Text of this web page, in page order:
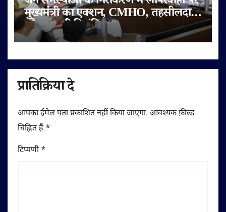
मुख्यमंत्री का एक्शन, CMHO, तहसीलदार
और पटवारी निलंबित; CEO जनपद व श्रम
अधिकारी की वेतनवृद्धि रोकी, तीन को नोटिस
प्रातिक्रिया दे
आपका ईमेल पता प्रकाशित नहीं किया जाएगा. आवश्यक फ़ील्ड
चिह्नित हैं *
टिप्पणी*